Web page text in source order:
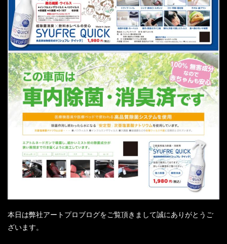
本日は弊社アートプロブログをご覧頂きまして誠にありがとうご
ざいます。